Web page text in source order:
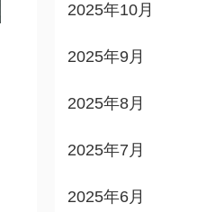
2025年10月
2025年9月
2025年8月
2025年7月
2025年6月